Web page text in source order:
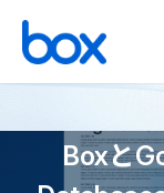
Boxと